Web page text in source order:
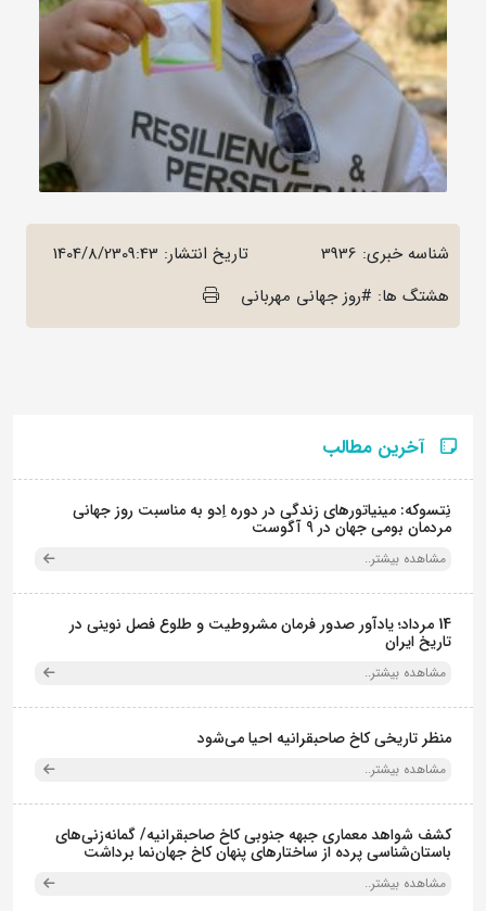
شناسه خبری: 3936 تاریخ انتشار: 1404/8/2309:43
هشتگ ها: #روز جهانی مهربانی
آخرین مطالب
نِتسوکه: مینیاتورهای زندگی در دوره اِدو به مناسبت روز جهانی
مردمان بومی جهان در 9 آگوست
مشاهده بیشتر..
14 مرداد؛ یادآور صدور فرمان مشروطیت و طلوع فصل نوینی در
تاریخ ایران
مشاهده بیشتر..
منظر تاریخی کاخ صاحبقرانیه احیا می‌شود
مشاهده بیشتر..
کشف شواهد معماری جبهه جنوبی کاخ صاحبقرانیه/ گمانه‌زنی‌های
باستان‌شناسی پرده از ساختارهای پنهان کاخ جهان‌نما برداشت
مشاهده بیشتر..